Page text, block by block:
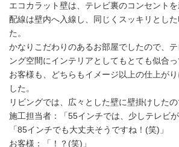
エコカラット壁は、テレビ裏のコンセント
配線は壁内へ入線し、同じくスッキリとし
た。
かなりこだわりのあるお部屋でしたので、
ング空間にインテリアとしてもとても似合っ
お客様も、どちらもイメージ以上の仕上が
した。
リビングでは、広々とした壁に壁掛けしたの
施工担当者：「55インチでは、少しテレビ
「85インチでも大丈夫そうですね！(笑)」
お客様：「！？(笑)」